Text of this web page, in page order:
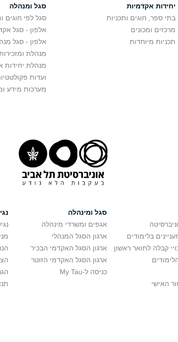
יחידות אקדמיות
בתי ספר, חוגים ותכניות
מרכזים ומכונים
תכניות מיוחדות
סגל ומנהלה
סגל לפי חוגים
אלפון - סגל
אלפון - סגל
מנהלת
מנהלת יחידות
ועדות
מערכות מידע
בלימודים
קבלה לתואר ראשון
האישי
סגל ומינהלה
אגפים ומשרדי מינהלה
ארגון הסגל המנהלי
ארגון הסגל האקדמי הבכיר
ארגון הסגל האקדמי הזוטר
כניסה ל-My Tau